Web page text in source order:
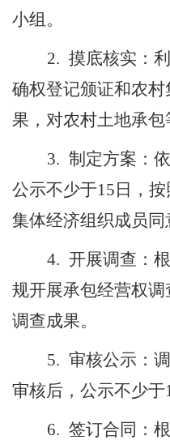
小组。
2. 摸底核实：
确权登记颁证和农
果，对农村土地承包
3. 制定方案：
公示不少于15 日，
集体经济组织成员同
4. 开展调查：
规开展承包经营权
调查成果。
5. 审核公示：
审核后，公示不少于
6. 签订合同：